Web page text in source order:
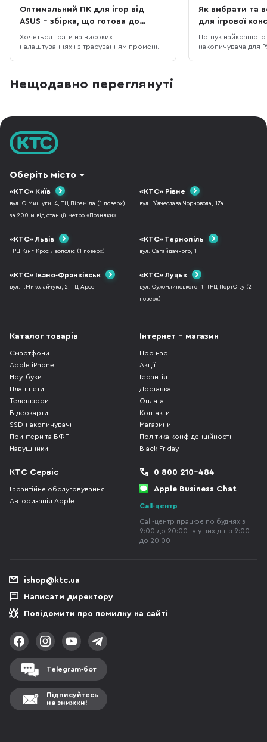
Оптимальний ПК для ігор від
ASUS – збірка, що готова до
S.T.A.L.K.E.R. 2 і не тільки
Хочеться грати на високих
налаштуваннях і з трасуванням променів
дозволить не лише пограти з комфортом,
Як вибрати та
для ігрової
Пошук найкращого
накопичувача для
Нещодавно переглянуті
Оберіть місто
«КТС» Київ
вул. О.Мишуги, 4, ТЦ Піраміда (1 поверх),
за 200 м від станції метро «Позняки».
«КТС» Рівне
вул. В`ячеслава Чорновола, 17а
«КТС» Львів
ТРЦ Кінг Крос Леополіс (1 поверх)
«КТС» Тернопіль
вул. Сагайдачного, 1
«КТС» Івано-Франківськ
вул. І.Миколайчука, 2, ТЦ Арсен
«КТС» Луцьк
вул. Сухомлинського, 1, ТРЦ ПортCity (2
поверх)
Каталог товарів
Смартфони
Apple iPhone
Ноутбуки
Планшети
Телевізори
Відеокарти
SSD-накопичувачі
Принтери та БФП
Навушники
Інтернет - магазин
Про нас
Акції
Гарантія
Доставка
Оплата
Контакти
Магазини
Політика конфіденційності
Black Friday
КТС Сервіс
Гарантійне обслуговування
Авторизація Apple
0 800 210-484
Apple Business Chat
Call-центр
Call-центр працює по буднях з
9:00 до 20:00 та у вихідні з 9:00
до 20:00
ishop@ktc.ua
Написати директору
Повідомити про помилку на сайті
Telegram-бот
Підписуйтесь
на знижки!